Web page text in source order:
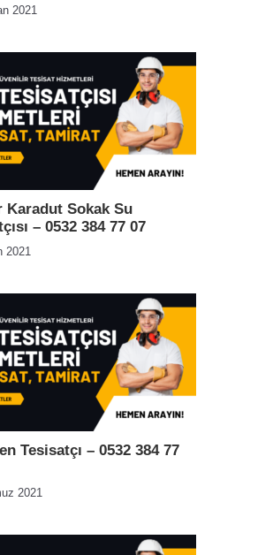
2021
Karadut Sokak Su
– 0532 384 77 07
2021
Tesisatçı – 0532 384 77
2021